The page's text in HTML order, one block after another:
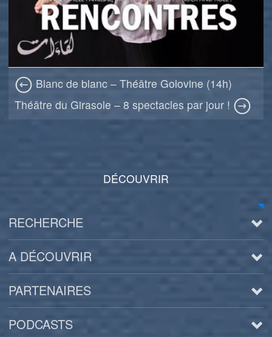
Blanc de blanc – Théâtre Golovine (14h)
Théâtre du Girasole – 8 spectacles par jour !
DÉCOUVRIR
RECHERCHE
A DÉCOUVRIR
PARTENAIRES
PODCASTS